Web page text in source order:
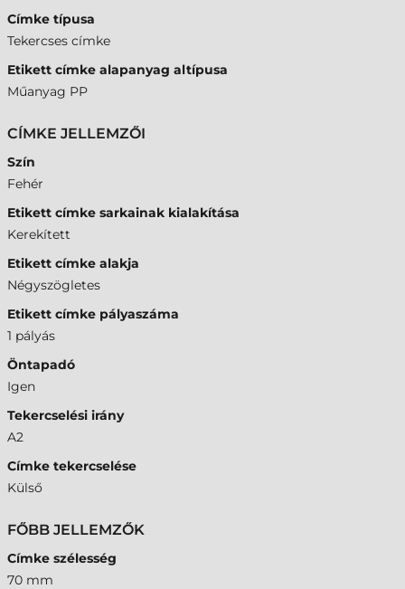
Címke típusa
Tekercses címke
Etikett címke alapanyag altípusa
Műanyag PP
CÍMKE JELLEMZŐI
Szín
Fehér
Etikett címke sarkainak kialakítása
Kerekített
Etikett címke alakja
Négyszögletes
Etikett címke pályaszáma
1 pályás
Öntapadó
Igen
Tekercselési irány
A2
Címke tekercselése
Külső
FŐBB JELLEMZŐK
Címke szélesség
70 mm